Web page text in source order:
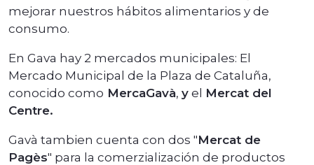
mejorar nuestros hábitos alimentarios y de
consumo.
En Gava hay 2 mercados municipales: El
Mercado Municipal de la Plaza de Cataluña,
conocido como MercaGavà, y el Mercat del
Centre.
Gavà tambien cuenta con dos "Mercat de
Pagès" para la comerzialización de productos